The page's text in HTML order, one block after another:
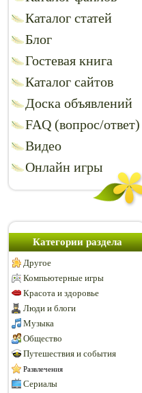
Каталог статей
Блог
Гостевая книга
Каталог сайтов
Доска объявлений
FAQ (вопрос/ответ)
Видео
Онлайн игры
Категории раздела
Другое
Компьютерные игры
Красота и здоровье
Люди и блоги
Музыка
Общество
Путешествия и события
Развлечения
Сериалы